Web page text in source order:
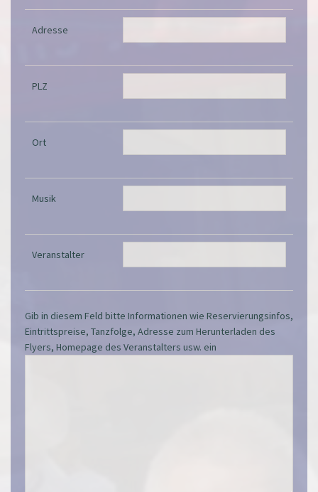
Adresse
PLZ
Ort
Musik
Veranstalter
Gib in diesem Feld bitte Informationen wie Reservierungsinfos,
Eintrittspreise, Tanzfolge, Adresse zum Herunterladen des
Flyers, Homepage des Veranstalters usw. ein